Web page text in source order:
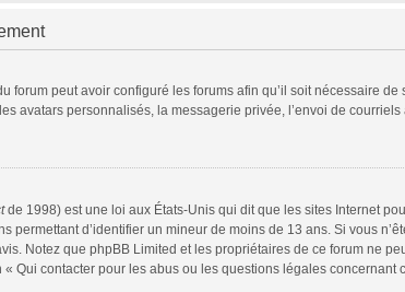
forum peut avoir configuré les forums afin qu’il soit nécessaire
avatars personnalisés, la messagerie privée, l’envoi de
de 1998) est une loi aux États-Unis qui dit que les sites Internet
permettant d’identifier un mineur de moins de 13 ans. Si vous
Notez que phpBB Limited et les propriétaires de ce forum ne
Qui contacter pour les abus ou les questions légales concernant